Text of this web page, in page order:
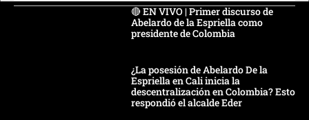
🔴 EN VIVO | Primer discurso de
Abelardo de la Espriella como
presidente de Colombia
¿La posesión de Abelardo De la
Espriella en Cali inicia la
descentralización en Colombia? Esto
respondió el alcalde Eder